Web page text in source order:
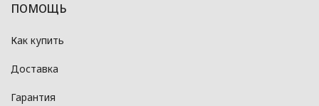
ПОМОЩЬ
Как купить
Доставка
Гарантия